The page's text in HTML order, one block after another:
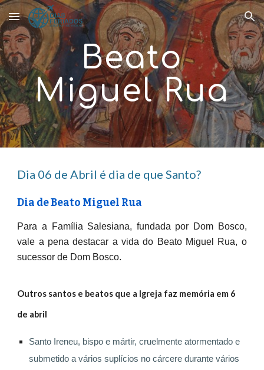
Skip to main content Skip to navigation
Beato
Miguel Rua
Dia 06 deAbril é dia de que Santo?
Dia deBeato Miguel Rua
Para a Família Salesiana, fundada por Dom Bosco,
vale a pena destacar a vida do Beato Miguel Rua, o
sucessor de Dom Bosco.
Outros santos e beatos que a Igreja faz memória em 6
de abril
Santo Ireneu, bispo e mártir, cruelmente atormentado e
submetido a vários suplícios no cárcere durante vários